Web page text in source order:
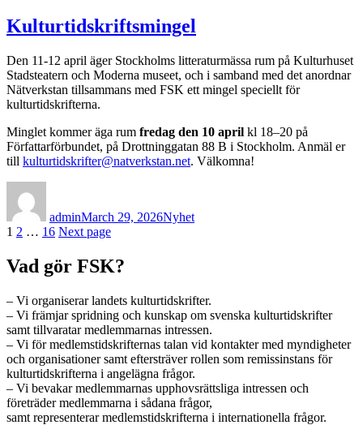
Kulturtidskriftsmingel
Den 11-12 april äger Stockholms litteraturmässa rum på Kulturhuset
Stadsteatern och Moderna museet, och i samband med det anordnar
Nätverkstan tillsammans med FSK ett mingel speciellt för
kulturtidskrifterna.
Minglet kommer äga rum fredag den 10 april kl 18–20 på
Författarförbundet, på Drottninggatan 88 B i Stockholm. Anmäl er
till kulturtidskrifter@natverkstan.net. Välkomna!
adminMarch 29, 2026Nyhet
Posts
pagination
Page
1 Page
2 … Page
16 Next page
Vad gör FSK?
– Vi organiserar landets kulturtidskrifter.
– Vi främjar spridning och kunskap om svenska kulturtidskrifter
samt tillvaratar medlemmarnas intressen.
– Vi för medlemstidskrifternas talan vid kontakter med myndigheter
och organisationer samt eftersträver rollen som remissinstans för
kulturtidskrifterna i angelägna frågor.
– Vi bevakar medlemmarnas upphovsrättsliga intressen och
företräder medlemmarna i sådana frågor,
samt representerar medlemstidskrifterna i internationella frågor.